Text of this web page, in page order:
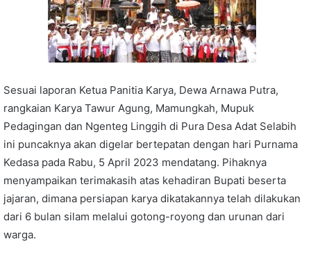
Sesuai laporan Ketua Panitia Karya, Dewa Arnawa Putra,
rangkaian Karya Tawur Agung, Mamungkah, Mupuk
Pedagingan dan Ngenteg Linggih di Pura Desa Adat Selabih
ini puncaknya akan digelar bertepatan dengan hari Purnama
Kedasa pada Rabu, 5 April 2023 mendatang. Pihaknya
menyampaikan terimakasih atas kehadiran Bupati beserta
jajaran, dimana persiapan karya dikatakannya telah dilakukan
dari 6 bulan silam melalui gotong-royong dan urunan dari
warga.